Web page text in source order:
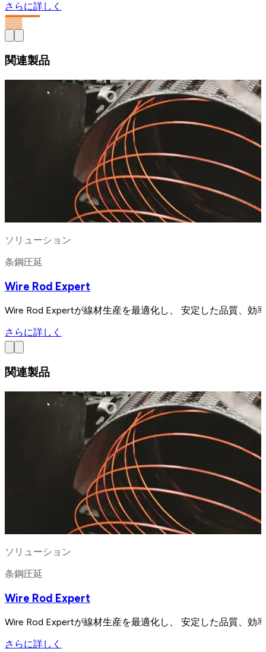
さらに詳しく
関連製品
ソリューション
条鋼圧延
Wire Rod Expert
Wire Rod Expertが線材生産を最適化し、 安定した品質、効
さらに詳しく
関連製品
ソリューション
条鋼圧延
Wire Rod Expert
Wire Rod Expertが線材生産を最適化し、 安定した品質、効
さらに詳しく